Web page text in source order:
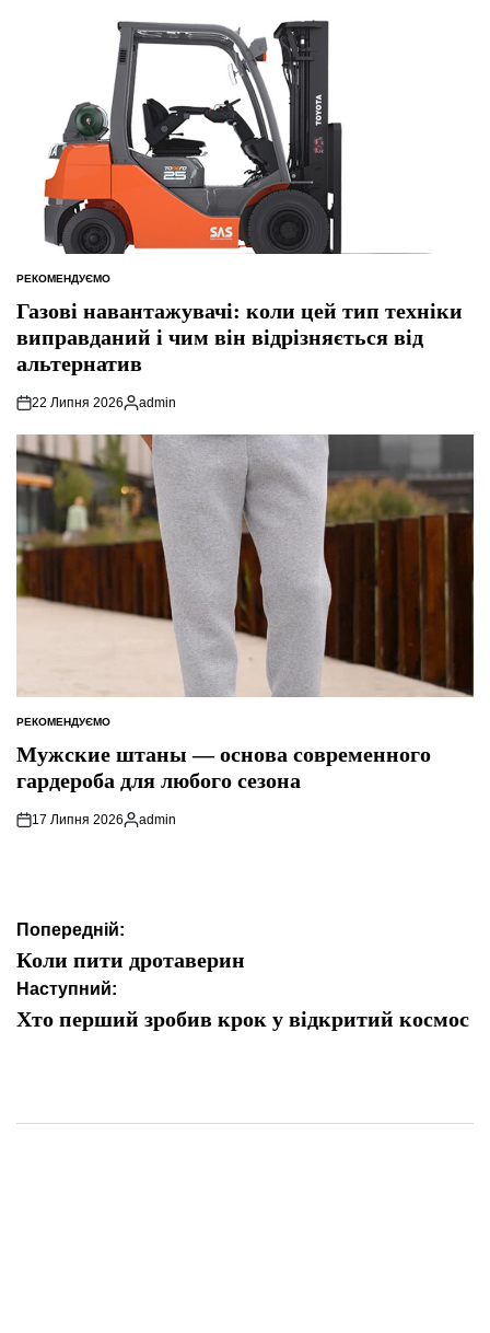
ОПУБЛІКУВАТИ
РЕКОМЕНДУЄМО
Газові навантажувачі: коли цей тип техніки
виправданий і чим він відрізняється від
альтернатив
22 Липня 2026
Опубліковано
admin
ОПУБЛІКУВАТИ
РЕКОМЕНДУЄМО
Мужские штаны — основа современного
гардероба для любого сезона
17 Липня 2026
Опубліковано
admin
Навігація
записів
Попередній:
Коли пити дротаверин
Наступний:
Хто перший зробив крок у відкритий космос